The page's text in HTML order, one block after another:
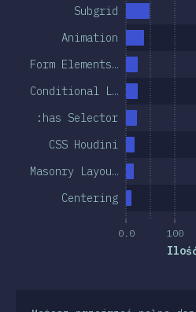
0.0 100
Centering
Masonry Layou…
CSS Houdini
:has Selector
Conditional L…
Form Elements…
Animation
Subgrid